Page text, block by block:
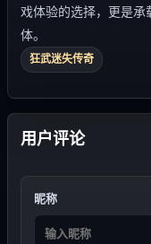
戏体验的选择，更是承
体。
狂武迷失传奇
用户评论
昵称